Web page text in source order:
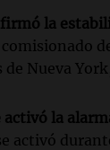
la
comisionado
de Nueva
activó la
activó